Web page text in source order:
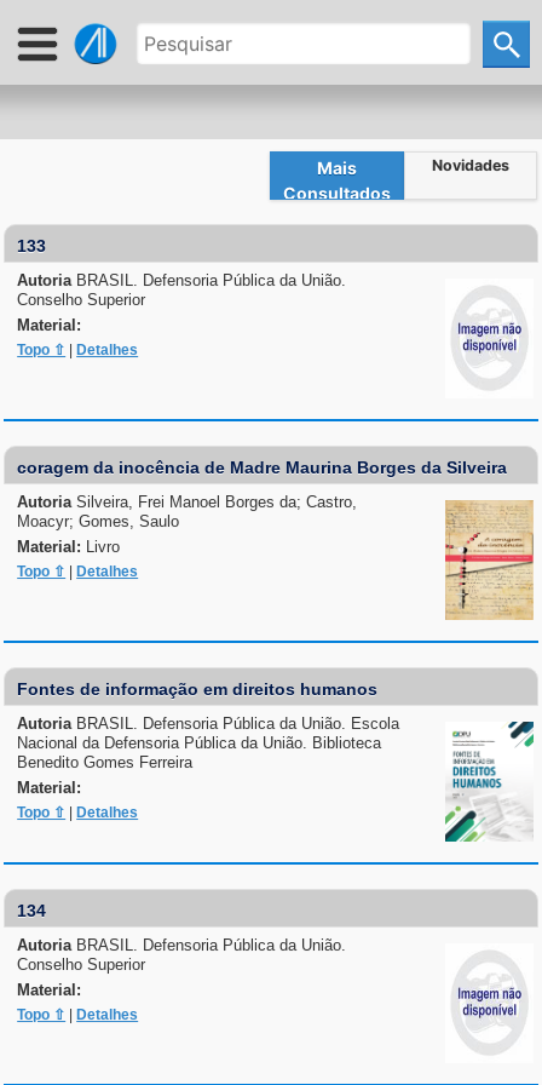
Mais
Consultados
Novidades
133
Autoria BRASIL. Defensoria Pública da União.
Conselho Superior
Material:
Topo ⇧ Detalhes
coragem da inocência de Madre Maurina Borges da Silveira
AutoriaSilveira, Frei Manoel Borges da; Castro,
Moacyr; Gomes, Saulo
Material:
Livro
Topo ⇧ Detalhes
Fontes de informação em direitos humanos
Autoria BRASIL. Defensoria Pública da União. Escola
Nacional da Defensoria Pública da União. Biblioteca
Benedito Gomes Ferreira
Material:
Topo ⇧ Detalhes
134
Autoria BRASIL. Defensoria Pública da União.
Conselho Superior
Material:
Topo ⇧ Detalhes